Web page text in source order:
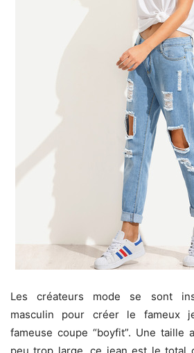
Les créateurs mode se sont
masculin pour créer le fameux
fameuse coupe “boyfit”. Une taille